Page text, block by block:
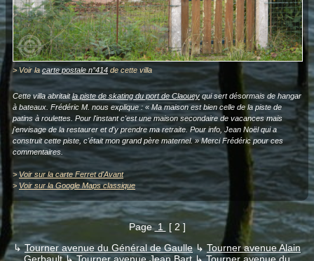
> Voir la carte postale n°414 de cette villa
Cette villa abritaitla piste de skating du port de Claoueyqui sert désormais de hangar
à bateaux. Frédéric M. nous explique : « Ma maison est bien celle de la piste de
patins à roulettes. Pour l'instant c'est une maison secondaire de vacances mais
j'envisage de la restaurer et d'y prendre ma retraite. Pour info, Jean Noël qui a
construit cette piste, c'était mon grand père maternel. » Merci Frédéric pour ces
commentaires.
>Voir sur la carte Ferret d'Avant
> Voir sur la Google Maps classique
Page1
[ 2 ]
↳Tourner avenue du Général de Gaulle↳Tourner avenue Alain